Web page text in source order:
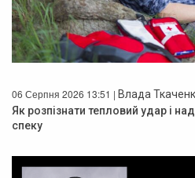
06 Серпня 2026 13:51 | Влада
Як розпізнати тепловий удар і
спеку